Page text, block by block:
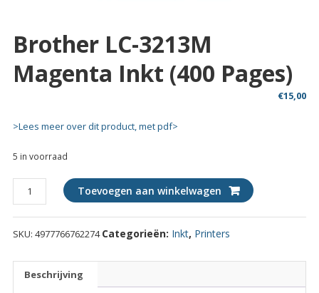
Brother LC-3213M
Magenta Inkt (400 Pages)
€15,00
>Lees meer over dit product, met pdf>
5 in voorraad
Brother
LC-
3213M
Magenta
Toevoegen aan winkelwagen
SKU: 4977766762274 Categorieën: Inkt, Printers
Beschrijving